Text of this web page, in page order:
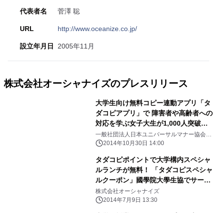
代表者名 菅澤 聡
URL http://www.oceanize.co.jp/
設立年月日 2005年11月
株式会社オーシャナイズのプレスリリース
大学生向け無料コピー連動アプリ「タ
ダコピアプリ」で 障害者や高齢者への
対応を学ぶ女子大生が1,000人突破！
～ 2020年東京オリンピック・パラリ
ンピックに向け、 優しいマナーを日本
一般社団法人日本ユニバーサルマナー協会、
株式会社オーシャナイズ
2014年10月30日 14:00
タダコピポイントで大学構内スペシャ
ルランチが無料！ 「タダコピスペシャ
ルクーポン」國學院大學生協でサービ
ス提供開始
株式会社オーシャナイズ
2014年7月9日 13:30